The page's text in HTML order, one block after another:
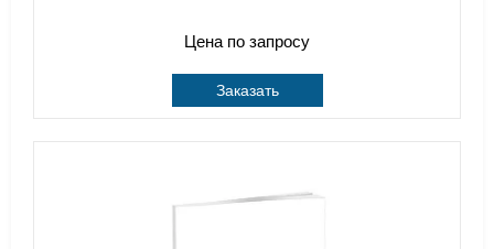
Цена по запросу
Заказать